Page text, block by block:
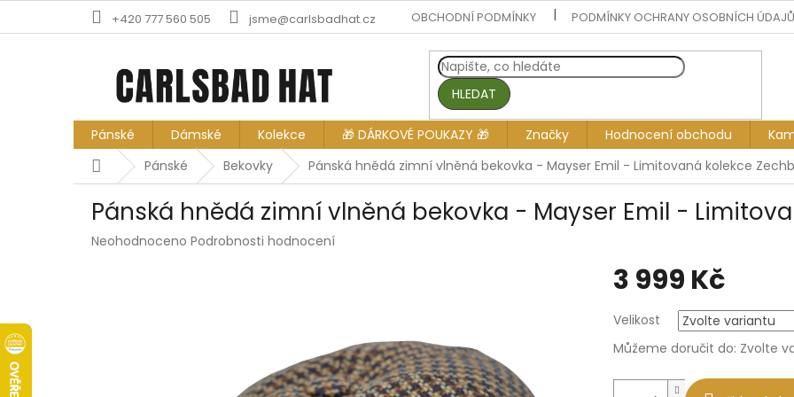
+420 777 560 505 jsme@carlsbadhat.cz OBCHODNÍ PODMÍNKY PODMÍNKY OCHRANY OSOBNÍCH ÚDAJŮ
HLEDAT
Pánské Dámské Kolekce 🎁 DÁRKOVÉ POUKAZY 🎁 Značky Hodnocení obchodu
DomůPánské Bekovky Pánská hnědá zimní vlněná bekovka - Mayser Emil - Limitovaná kolekce
Pánská hnědá zimní vlněná bekovka - Mayser Emil -
Průměrné
Neohodnoceno Podrobnosti hodnocení
3 999 Kč
cena:
Velikost
Můžeme doručit do: Zvolte